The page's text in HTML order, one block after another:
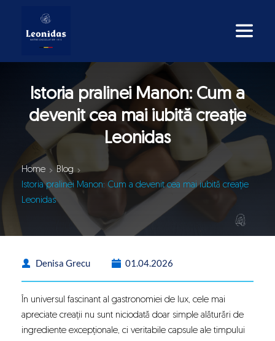
Istoria pralinei Manon: Cum a
devenit cea mai iubită creație
Leonidas
Home
Blog
Istoria pralinei Manon: Cum a devenit cea mai iubită creație
Leonidas
Denisa Grecu 01.04.2026
În universul fascinant al gastronomiei de lux, cele mai
apreciate creații nu sunt niciodată doar simple alăturări de
ingrediente excepționale, ci veritabile capsule ale timpului